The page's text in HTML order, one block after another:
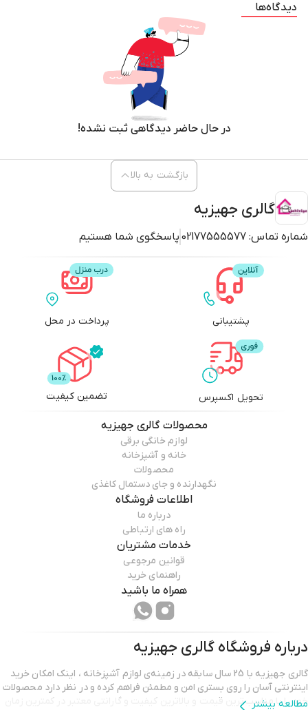
دیدگاه‌ها
در حال حاضر دیدگاهی ثبت نشده!
گالری جهیزیه
شماره تماس: 02177555577 پاسخگوی شما هستیم
بازگشت به بالا
پشتیبانی پرداخت در محل
تحویل اکسپرس تضمین کیفیت
محصولاتگالری جهیزیه
لوازم خانگی برقی
خانه و آشپزخانه
محصولات
نگهدارنده و جای دستمال کاغذی
اطلاعات فروشگاه
درباره ما
راه های ارتباطی
خدمات مشتریان
قوانین مرجوعی
راهنمای خرید
همراه ما باشید
درباره فروشگاه گالری جهیزیه
گالری جهیزیه با 25 سال سابقه در زمینه‌ی لوازم آشپزخانه ، اینک امکان خرید
اینترنتی آسان را روی بستری امن و مطمئن فراهم کرده و در نظر دارد محصولات
خود را با مناسب‌ترین قیمت و بالاترین کیفیت و گارانتی معتبر در کمترین زمان
مطالعه بیشتر